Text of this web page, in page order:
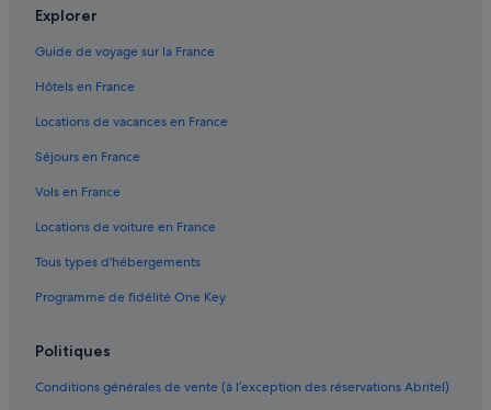
Île Motutapu : Lodges
Île Motutapu : Complexes hôteliers
Île Rakino : Complexes hôteliers
Île Waiheke : hôtels Hôtels dans un domaine viticole
Île Waiheke : hôtels
Karaka : Lodges
Karekare : Appart’hôtels
Explorer
Guide de voyage sur la France
Hôtels en France
Locations de vacances en France
Séjours en France
Vols en France
Locations de voiture en France
Tous types d'hébergements
Programme de fidélité One Key
Politiques
Conditions générales de vente (à l’exception des réservations Abritel)